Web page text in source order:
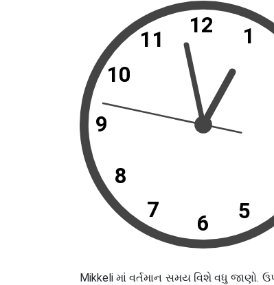
12
11
10
9
8
7
6 5
1
Mikkeli માં વર્તમાન સમય વિશે વધુ